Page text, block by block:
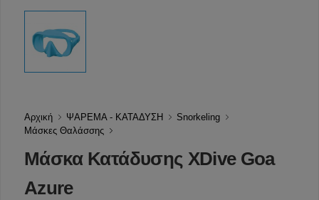
Αρχική ΨΑΡΕΜΑ - ΚΑΤΑΔΥΣΗ
Snorkeling
Μάσκες Θαλάσσης
Μάσκα Κατάδυσης XDive Goa
Azure